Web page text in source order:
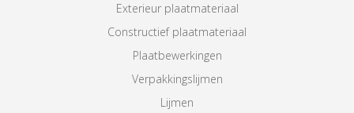
Exterieur plaatmateriaal
Constructief plaatmateriaal
Plaatbewerkingen
Verpakkingslijmen
Lijmen